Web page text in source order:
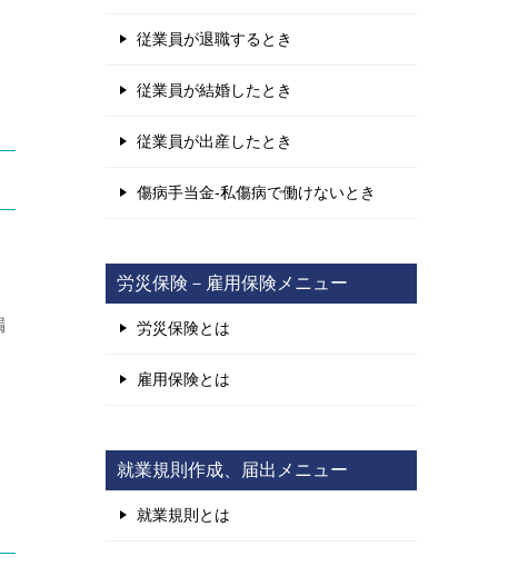
従業員が退職するとき
従業員が結婚したとき
従業員が出産したとき
傷病手当金-私傷病で働けないとき
労災保険－雇用保険メニュー
労災保険とは
雇用保険とは
就業規則作成、届出メニュー
就業規則とは